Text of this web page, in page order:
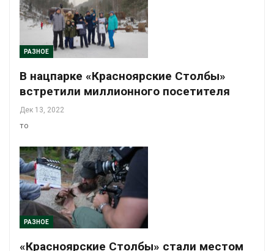
РАЗНОЕ
В нацпарке «Красноярские Столбы»
встретили миллионного посетителя
Дек 13, 2022
то
РАЗНОЕ
«Красноярские Столбы» стали местом